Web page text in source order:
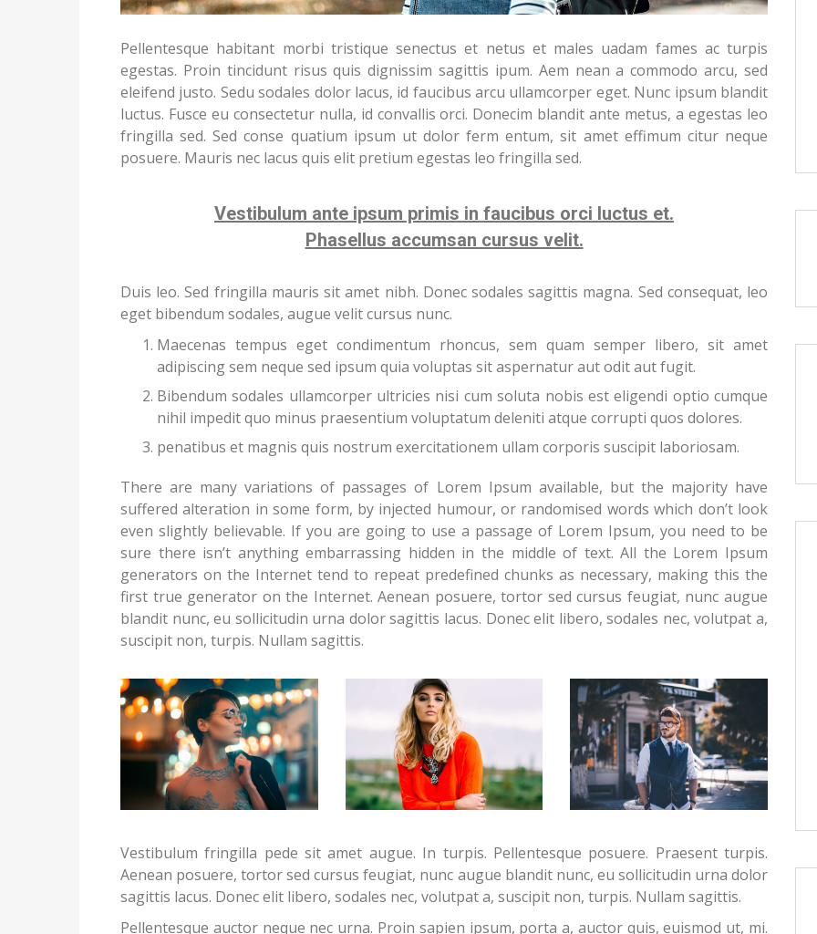
Pellentesque habitant morbi tristique senectus et netus et males uadam fames ac turpis
egestas. Proin tincidunt risus quis dignissim sagittis ipum. Aem nean a commodo arcu, sed
eleifend justo. Sedu sodales dolor lacus, id faucibus arcu ullamcorper eget. Nunc ipsum blandit
luctus. Fusce eu consectetur nulla, id convallis orci. Donecim blandit ante metus, a egestas leo
fringilla sed. Sed conse quatium ipsum ut dolor ferm entum, sit amet effimum citur neque
posuere. Mauris nec lacus quis elit pretium egestas leo fringilla sed.
Vestibulum ante ipsum primis in faucibus orci luctus et.
Phasellus accumsan cursus velit.
Duis leo. Sed fringilla mauris sit amet nibh. Donec sodales sagittis magna. Sed consequat, leo
eget bibendum sodales, augue velit cursus nunc.
Maecenas tempus eget condimentum rhoncus, sem quam semper libero, sit amet
adipiscing sem neque sed ipsum quia voluptas sit aspernatur aut odit aut fugit.
Bibendum sodales ullamcorper ultricies nisi cum soluta nobis est eligendi optio cumque
nihil impedit quo minus praesentium voluptatum deleniti atque corrupti quos dolores.
penatibus et magnis quis nostrum exercitationem ullam corporis suscipit laboriosam.
There are many variations of passages of Lorem Ipsum available, but the majority have
suffered alteration in some form, by injected humour, or randomised words which don’t look
even slightly believable. If you are going to use a passage of Lorem Ipsum, you need to be
sure there isn’t anything embarrassing hidden in the middle of text. All the Lorem Ipsum
generators on the Internet tend to repeat predefined chunks as necessary, making this the
first true generator on the Internet. Aenean posuere, tortor sed cursus feugiat, nunc augue
blandit nunc, eu sollicitudin urna dolor sagittis lacus. Donec elit libero, sodales nec, volutpat a,
suscipit non, turpis. Nullam sagittis.
Vestibulum fringilla pede sit amet augue. In turpis. Pellentesque posuere. Praesent turpis.
Aenean posuere, tortor sed cursus feugiat, nunc augue blandit nunc, eu sollicitudin urna dolor
sagittis lacus. Donec elit libero, sodales nec, volutpat a, suscipit non, turpis. Nullam sagittis.
Pellentesque auctor neque nec urna. Proin sapien ipsum, porta a, auctor quis, euismod ut, mi.